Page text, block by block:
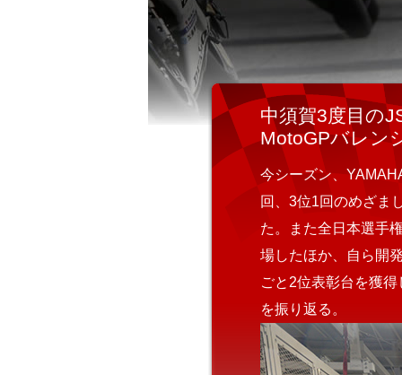
中須賀3度目の
MotoGPバレン
今シーズン、
回、3位1回のめざま
た。また全日本選手
場したほか、自ら開
ごと2位表彰台を獲
を振り返る。